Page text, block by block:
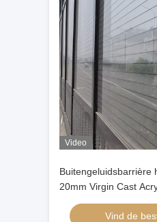
Video
Buitengeluidsbarrière
20mm Virgin Cast
Weerbestendige
Vind de